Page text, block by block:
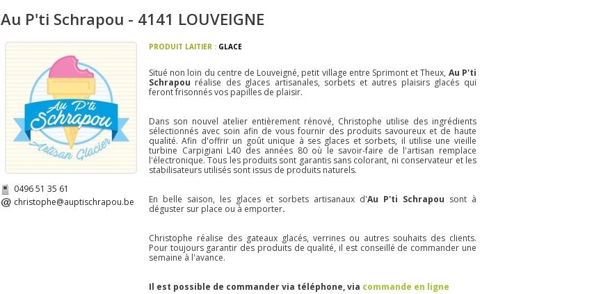
Au P'ti Schrapou - 4141 LOUVEIGNE
0496 51 35 61
christophe@auptischrapou.be
PRODUIT LAITIER : GLACE
Situé non loin du centre de Louveigné, petit village entre Sprimont et Theux, Au P'ti
Schrapou réalise des glaces artisanales, sorbets et autres plaisirs glacés qui
feront frisonnés vos papilles de plaisir.
Dans son nouvel atelier entièrement rénové, Christophe utilise des ingrédients
sélectionnés avec soin afin de vous fournir des produits savoureux et de haute
qualité. Afin d'offrir un goût unique à ses glaces et sorbets, il utilise une vieille
turbine Carpigiani L40 des années 80 où le savoir-faire de l'artisan remplace
l'électronique. Tous les produits sont garantis sans colorant, ni conservateur et les
stabilisateurs utilisés sont issus de produits naturels.
En belle saison, les glaces et sorbets artisanaux d'Au P'ti Schrapou sont à
déguster sur place ou à emporter.
Christophe réalise des gateaux glacés, verrines ou autres souhaits des clients.
Pour toujours garantir des produits de qualité, il est conseillé de commander une
semaine à l'avance.
Il est possible de commander via téléphone, via commande en ligne